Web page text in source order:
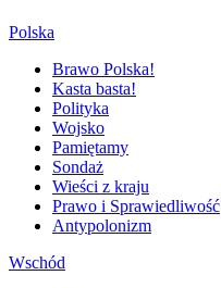
Polska
Brawo Polska!
Kasta basta!
Polityka
Wojsko
Pamiętamy
Sondaż
Wieści z kraju
Prawo i Sprawiedliwość
Antypolonizm
Wschód